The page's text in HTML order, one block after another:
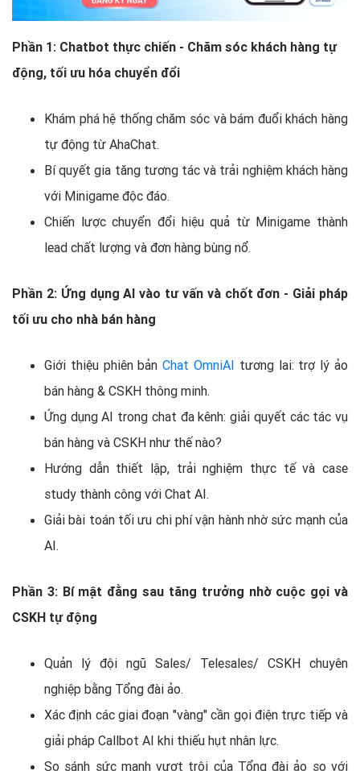
Phần 1: Chatbot thực chiến - Chăm sóc khách hàng tự
động, tối ưu hóa chuyển đổi
Khám phá hệ thống chăm sóc và bám đuổi khách hàng
tự động từ AhaChat.
Bí quyết gia tăng tương tác và trải nghiệm khách hàng
với Minigame độc đáo.
Chiến lược chuyển đổi hiệu quả từ Minigame thành
lead chất lượng và đơn hàng bùng nổ.
Phần 2: Ứng dụng AI vào tư vấn và chốt đơn - Giải pháp
tối ưu cho nhà bán hàng
Giới thiệu phiên bảnChat OmniAI tương lai: trợ lý ảo
bán hàng & CSKH thông minh.
Ứng dụng AI trong chat đa kênh: giải quyết các tác vụ
bán hàng và CSKH như thế nào?
Hướng dẫn thiết lập, trải nghiệm thực tế và case
study thành công với Chat AI.
Giải bài toán tối ưu chi phí vận hành nhờ sức mạnh của
AI.
Phần 3: Bí mật đằng sau tăng trưởng nhờ cuộc gọi và
CSKH tự động
Quản lý đội ngũ Sales/ Telesales/ CSKH chuyên
nghiệp bằng Tổng đài ảo.
Xác định các giai đoạn "vàng" cần gọi điện trực tiếp và
giải pháp Callbot AI khi thiếu hụt nhân lực.
So sánh sức mạnh vượt trội của Tổng đài ảo so với